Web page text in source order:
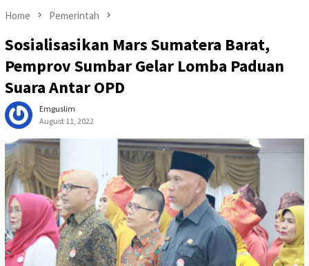
Home Pemerintah
Sosialisasikan Mars Sumatera Barat,
Pemprov Sumbar Gelar Lomba Paduan
Suara Antar OPD
Emguslim
August 11, 2022